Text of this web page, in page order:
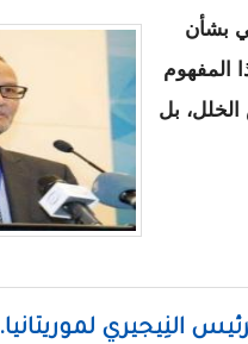
بشأن
المفهوم
الخلل، بل
النِيجيري لموريتانيا.